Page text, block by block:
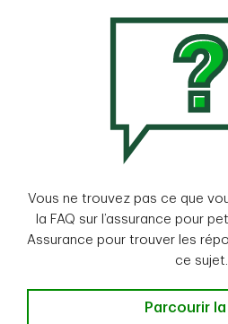
Vous ne trouvez pas ce que
la FAQ sur l’assurance pour
Assurance pour trouver les
ce sujet.
Parcourir la